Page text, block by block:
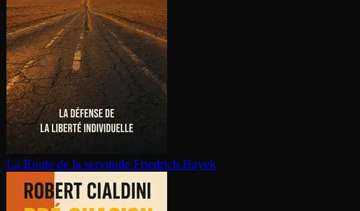
La Route de la servitude Friedrich Hayek